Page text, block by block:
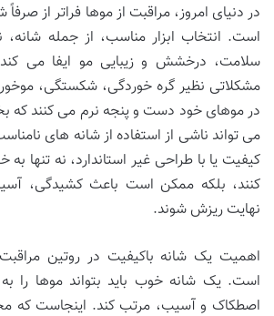
در دنیای امروز، مراقبت از موها فراتر از
است. انتخاب ابزار مناسب، از جمله
سلامت، درخشش و زیبایی مو ایفا می کند.
مشکلاتی نظیر گره خوردگی، شکستگی،
در موهای خود دست و پنجه نرم می کنند که
می تواند ناشی از استفاده از شانه های
کیفیت یا با طراحی غیر استاندارد، نه تنها به
کنند، بلکه ممکن است باعث کشیدگی،
نهایت ریزش شوند.
اهمیت یک شانه باکیفیت در روتین مراقبت
است. یک شانه خوب باید بتواند موها را
اصطکاک و آسیب، مرتب کند. اینجاست که